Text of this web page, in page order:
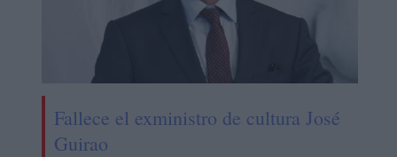
Fallece el exministro de cultura José
Guirao